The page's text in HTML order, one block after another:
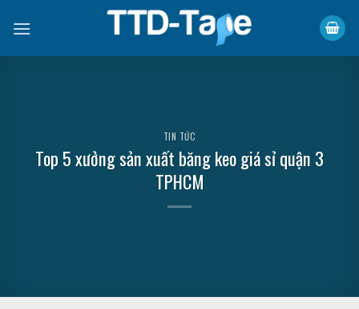
TIN TỨC
Top 5 xưởng sản xuất băng keo giá sỉ quận 3
TPHCM